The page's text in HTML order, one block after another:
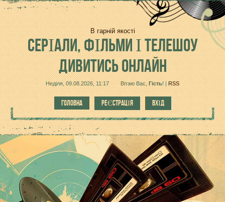
В гарній якості
СЕРІАЛИ,ФІЛЬМИ І ТЕЛЕШОУ
ДИВИТИСЬ ОНЛАЙН
Неділя, 09.08.2026, 11:17 Вітаю Вас Гість! | RSS
ГОЛОВНА РЕЄСТРАЦІЯ ВХІД